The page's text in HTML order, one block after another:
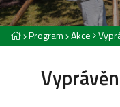
Program Akce